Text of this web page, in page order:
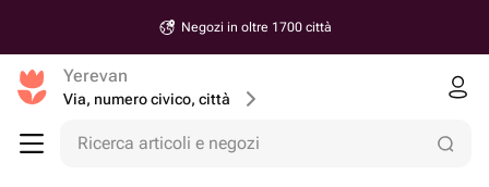
Negozi in oltre 1700 città
Yerevan
Via, numero civico, città
Ricerca articoli e negozi